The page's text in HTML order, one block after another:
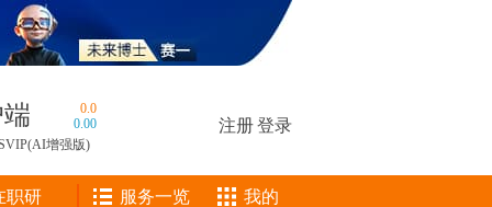
0.0
0.00
增强版)
注册登录
职研 服务一览 我的